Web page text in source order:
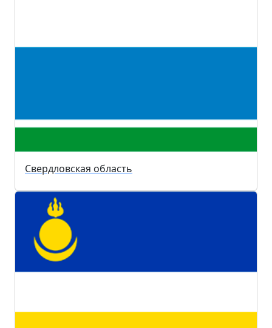
Свердловская область